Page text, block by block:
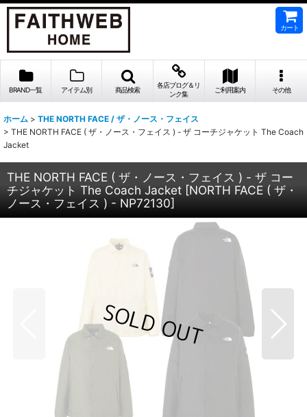
カート
BRAND一覧 アイテム別 商品検索
各店ブログ＆リ
ンク集
ご利用案内 その他
ホーム > THE NORTH FACE / ザ・ノース・フェイス
> THE NORTH FACE ( ザ・ノース・フェイス ) - ザ コーチジャケット The Coach
Jacket
THE NORTH FACE ( ザ・ノース・フェイス ) - ザ コー
チジャケット The Coach Jacket [NORTH FACE ( ザ・
ノース・フェイス ) - NP72130]